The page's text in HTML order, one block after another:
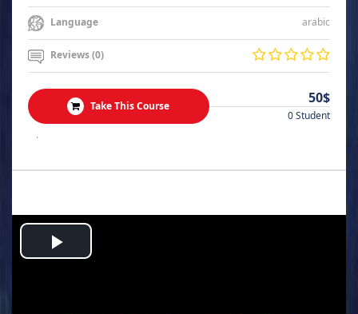
Language arabic
Reviews (0)
Take This Course 50$
0 Student
.
Play